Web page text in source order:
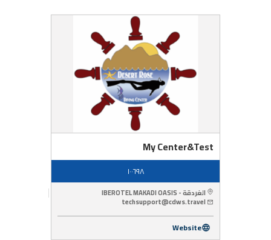
My Center&Test
١٠٠٦٩٨
الغردقة - IBEROTEL MAKADI OASIS
techsupport@cdws.travel
Website